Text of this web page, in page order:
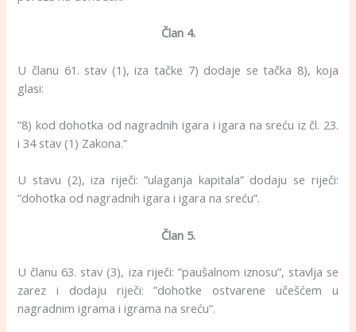
Član 4.
U članu 61. stav (1), iza tačke 7) dodaje se tačka 8), koja
glasi:
”8) kod dohotka od nagradnih igara i igara na sreću iz čl. 23.
i 34 stav (1) Zakona.”
U stavu (2), iza riječi: ”ulaganja kapitala” dodaju se riječi:
”dohotka od nagradnih igara i igara na sreću”.
Član 5.
U članu 63. stav (3), iza riječi: ”paušalnom iznosu”, stavlja se
zarez i dodaju riječi: ”dohotke ostvarene učešćem u
nagradnim igrama i igrama na sreću”.